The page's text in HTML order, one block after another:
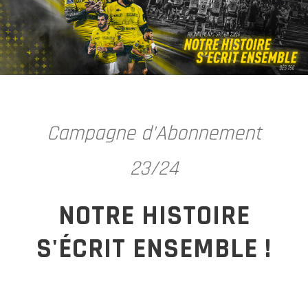
Campagne d'Abonnement
23/24
NOTRE HISTOIRE
S'ÉCRIT ENSEMBLE !